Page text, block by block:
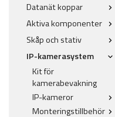
Datanät koppar
Aktiva komponenter
Skåp och stativ
IP-kamerasystem
Kit för
kamerabevakning
IP-kameror
Monteringstillbehör